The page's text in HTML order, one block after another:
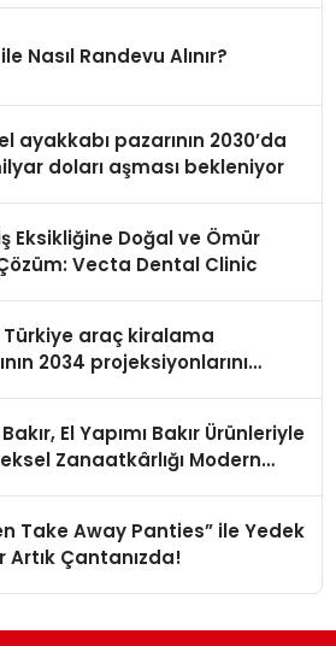
Nasıl Randevu Alınır?
ayakkabı pazarının 2030’da
doları aşması bekleniyor
Eksikliğine Doğal ve Ömür
Vecta Dental Clinic
Türkiye araç kiralama
2034 projeksiyonlarını
El Yapımı Bakır Ürünleriyle
Zanaatkârlığı Modern
Take Away Panties” ile Yedek
Artık Çantanızda!